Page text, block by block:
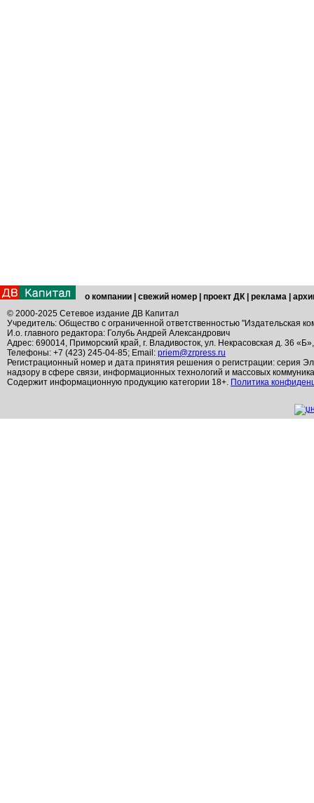
о компании свежий номер проект ДК реклама
© 2000-2025 Сетевое издание ДВ Капитал
Учредитель: Общество с ограниченной ответственностью "Издательская
И.о. главного редактора: Голубь Андрей Александрович
Адрес: 690014, Приморский край, г. Владивосток, ул. Некрасовская д. 36
Телефоны: +7 (423) 245-04-85; Email: priem@zrpress.ru
Регистрационный номер и дата принятия решения о регистрации: серия
надзору в сфере связи, информационных технологий и массовых
Содержит информационную продукцию категории 18+. Политика